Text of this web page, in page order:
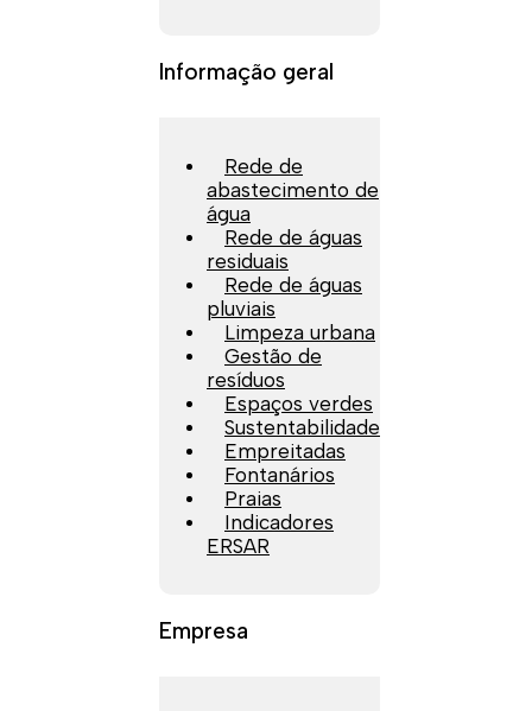
Informação geral
Rede de
abastecimento de
água
Rede de águas
residuais
Rede de águas
pluviais
Limpeza urbana
Gestão de
resíduos
Espaços verdes
Sustentabilidade
Empreitadas
Fontanários
Praias
Indicadores
ERSAR
Empresa